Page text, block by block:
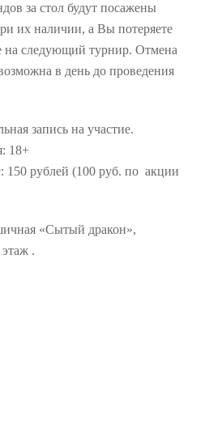
за стол будут посажены
их наличии, а Вы потеряете
на следующий турнир. Отмена
в день до проведения
запись на участие.
18+
150 рублей (100 руб. по акции
«Сытый дракон»,
.